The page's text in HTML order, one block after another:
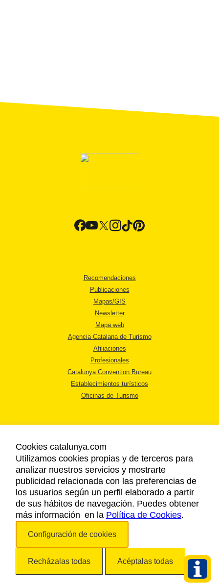
Recomendaciones
Publicaciones
Mapas/GIS
Newsletter
Mapa web
Agencia Catalana de Turismo
Afiliaciones
Profesionales
Catalunya Convention Bureau
Establecimientos turísticos
Oficinas de Turismo
AVISO LEGAL
POLÍTICA DE PRIVACIDAD
COOKIES
ACCESSIBILIDAD
Copyright © 2026. Agencia Catalana de Turismo. Todos los derechos
Cookies catalunya.com
Utilizamos cookies propias y de terceros para
analizar nuestros servicios y mostrarte
publicidad relacionada con las preferencias de
los usuarios según un perfil elaborado a partir
de sus hábitos de navegación. Puedes obtener
más información en la Política de Cookies.
Configuración de cookies
Recházalas todas Acéptalas todas